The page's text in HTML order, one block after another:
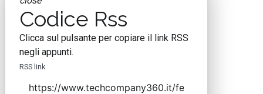
Codice Rss
Clicca sul pulsante per copiare il link RSS
negli appunti.
RSS link